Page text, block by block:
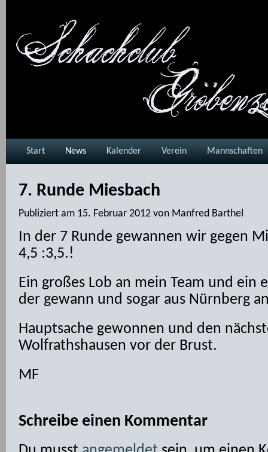
Start News Kalender Verein Mannschaften
7. Runde Miesbach
Publiziert am 15. Februar 2012 von Manfred Barthel
In der 7 Runde gewannen wir gegen
4,5 :3,5.!
Ein großes Lob an mein Team und ein
der gewann und sogar aus Nürnberg
Hauptsache gewonnen und den
Wolfrathshausen vor der Brust.
MF
Schreibe einen Kommentar